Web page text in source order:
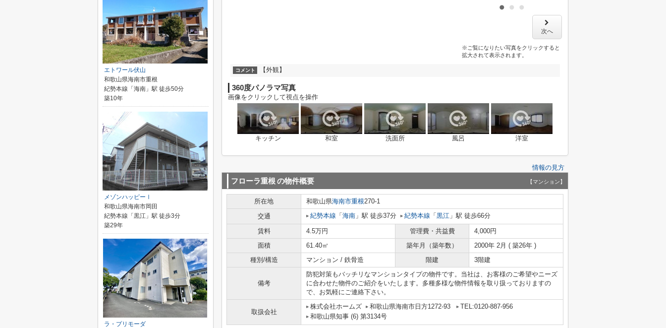
次へ
※ご覧になりたい写真をクリックすると
拡大されて表示されます。
コメント 【外観】
360度パノラマ写真
画像をクリックして視点を操作
キッチン 和室 洗面所 風呂 洋室
情報の見方
フローラ重根 の物件概要 【マンション】
所在地 和歌山県海南市重根270-1
交通
紀勢本線 「 海南 」駅 徒歩37分 紀勢本線 「 黒江 」駅 徒歩66分
賃料 4.5万円 管理費・共益費
4,000円
面積
61.40㎡ 築年月（築年数）
2000年 2月 ( 築26年 )
種別/構造
マンション / 鉄骨造 階建 3階建
備考
防犯対策もバッチリなマンションタイプの物件です。当社は、お客様のご希望やニーズ
に合わせた物件のご紹介をいたします。多種多様な物件情報を取り扱っておりますの
で、お気軽にご連絡下さい。
取扱会社
株式会社ホームズ 和歌山県海南市日方1272-93
TEL:0120-887-956
和歌山県知事 (6) 第3134号
エトワール伏山
和歌山県海南市重根
紀勢本線「海南」駅 徒歩50分
築10年
メゾンハッピーⅠ
和歌山県海南市岡田
紀勢本線「黒江」駅 徒歩3分
築29年
ラ・プリモーダ